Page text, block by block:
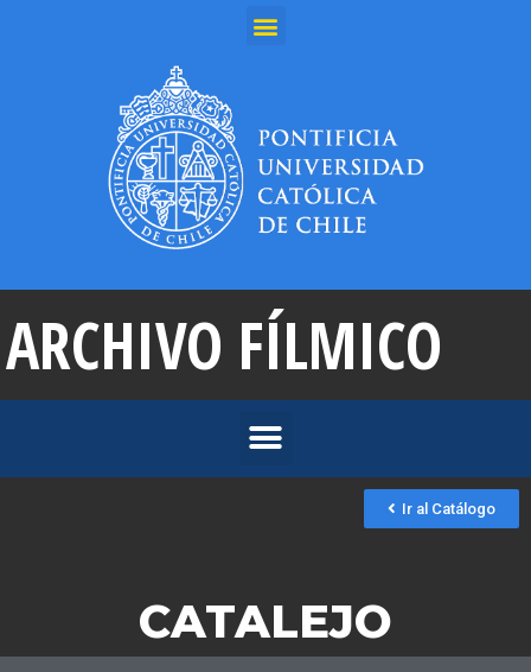
ARCHIVO FÍLMICO
Ir al Catálogo
CATALEJO